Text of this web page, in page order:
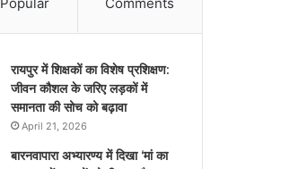
रायपुर में शिक्षकों का विशेष प्रशिक्षण:
जीवन कौशल के जरिए लड़कों में
समानता की सोच को बढ़ावा
April 21, 2026
बारनवापारा अभ्यारण्य में दिखा ‘मां का